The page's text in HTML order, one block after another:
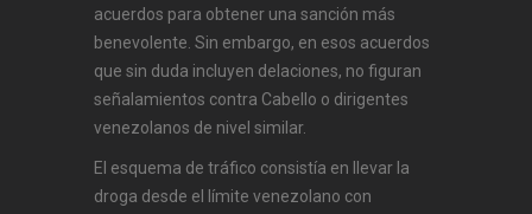
acuerdos para obtener una sanción más
benevolente. Sin embargo, en esos acuerdos
que sin duda incluyen delaciones, no figuran
señalamientos contra Cabello o dirigentes
venezolanos de nivel similar.
El esquema de tráfico consistía en llevar la
droga desde el límite venezolano con